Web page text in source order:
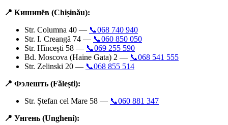
📍 Кишинёв (Chișinău):
Str. Columna 40 — 📞068 740 940
Str. I. Creangă 74 — 📞060 850 050
Str. Hîncești 58 — 📞069 255 590
Bd. Moscova (Haine Gata) 2 — 📞068 541 555
Str. Zelinski 20 — 📞068 855 514
📍 Фэлешть (Fălești):
Str. Ștefan cel Mare 58 — 📞060 881 347
📍 Унгень (Ungheni):